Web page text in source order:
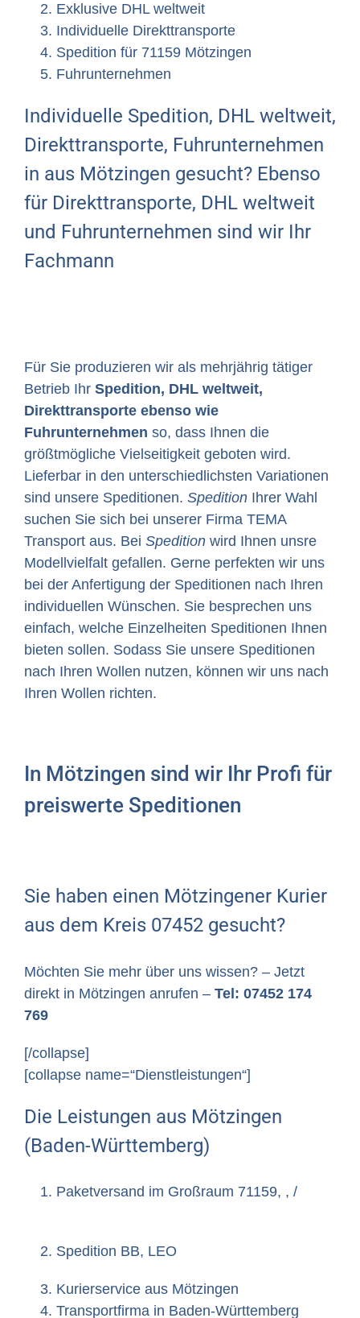
Exklusive DHL weltweit
Individuelle Direkttransporte
Spedition für 71159 Mötzingen
Fuhrunternehmen
Individuelle Spedition, DHL weltweit,
Direkttransporte, Fuhrunternehmen
in aus Mötzingen gesucht? Ebenso
für Direkttransporte, DHL weltweit
und Fuhrunternehmen sind wir Ihr
Fachmann
Für Sie produzieren wir als mehrjährig tätiger
Betrieb Ihr Spedition, DHL weltweit,
Direkttransporte ebenso wie
Fuhrunternehmen so, dass Ihnen die
größtmögliche Vielseitigkeit geboten wird.
Lieferbar in den unterschiedlichsten Variationen
sind unsere Speditionen. Spedition Ihrer Wahl
suchen Sie sich bei unserer Firma TEMA
Transport aus. Bei Spedition wird Ihnen unsre
Modellvielfalt gefallen. Gerne perfekten wir uns
bei der Anfertigung der Speditionen nach Ihren
individuellen Wünschen. Sie besprechen uns
einfach, welche Einzelheiten Speditionen Ihnen
bieten sollen. Sodass Sie unsere Speditionen
nach Ihren Wollen nutzen, können wir uns nach
Ihren Wollen richten.
In Mötzingen sind wir Ihr Profi für
preiswerte Speditionen
Sie haben einen Mötzingener Kurier
aus dem Kreis 07452 gesucht?
Möchten Sie mehr über uns wissen? – Jetzt
direkt in Mötzingen anrufen – Tel: 07452 174
769
[/collapse]
[collapse name=“Dienstleistungen“]
Die Leistungen aus Mötzingen
(Baden-Württemberg)
Paketversand im Großraum 71159, , /
Spedition BB, LEO
Kurierservice aus Mötzingen
Transportfirma in Baden-Württemberg